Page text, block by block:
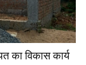
का विकास कार्य